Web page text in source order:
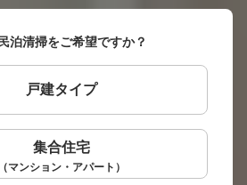
泊清掃をご希望ですか？
戸建タイプ
集合住宅
（マンション・アパート）